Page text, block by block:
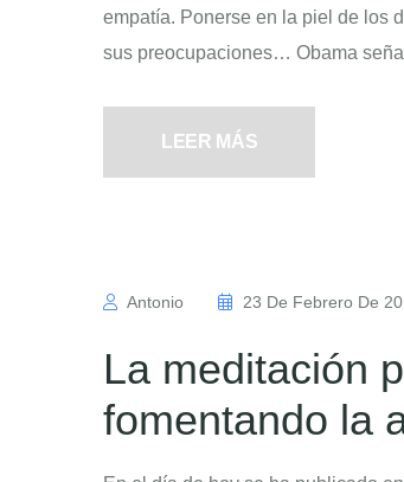
empatía. Ponerse en la piel de los
sus preocupaciones… Obama
LEER MÁS
Antonio 23 De Febrero De
La meditación
fomentando la